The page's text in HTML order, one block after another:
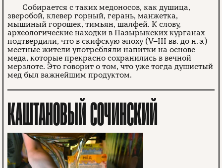
Собирается с таких медоносов, как душица,
зверобой, клевер горный, герань, манжетка,
мышиный горошек, тимьян, шалфей. К слову,
археологические находки в Пазырыкских курганах
подтвердили, что в скифскую эпоху (V–III вв. до н. э.)
местные жители употребляли напитки на основе
меда, которые прекрасно сохранились в вечной
мерзлоте. Это говорит о том, что уже тогда душистый
мед был важнейшим продуктом.
КАШТАНОВЫЙ СОЧИНСКИЙ